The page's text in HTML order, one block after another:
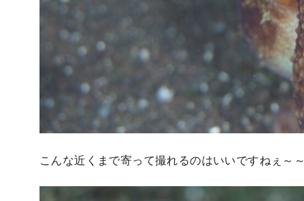
こんな近くまで寄って撮れるのはいいですねぇ～～